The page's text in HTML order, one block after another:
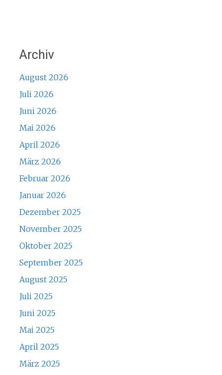
Archiv
August 2026
Juli 2026
Juni 2026
Mai 2026
April 2026
März 2026
Februar 2026
Januar 2026
Dezember 2025
November 2025
Oktober 2025
September 2025
August 2025
Juli 2025
Juni 2025
Mai 2025
April 2025
März 2025